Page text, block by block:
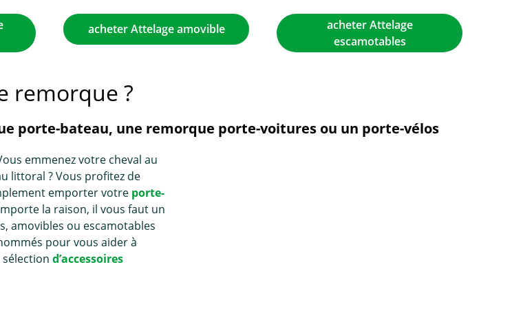
acheter Attelage amovible
acheter Attelage
escamotables
remorque ?
porte-bateau, une remorque porte-voitures ou un porte-vélos
emmenez votre cheval au
littoral ? Vous profitez de
emporter votre porte-
la raison, il vous faut un
amovibles ou escamotables
pour vous aider à
d’accessoires